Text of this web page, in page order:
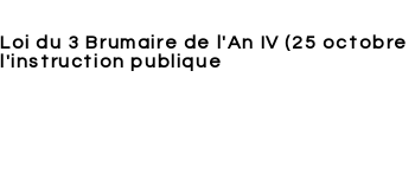
Loi du 3 Brumaire de l'An IV (25
l'instruction publique